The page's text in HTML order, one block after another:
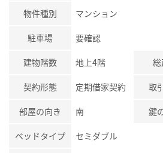
物件種別 マンション
駐車場 要確認
建物階数 地上4階
契約形態 定期借家契約 取
部屋の向き 南 鍵
ベッドタイプ セミダブル